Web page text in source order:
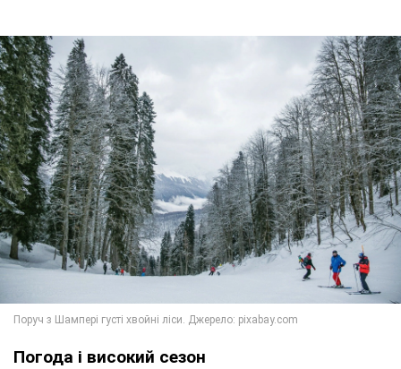
Погода і високий сезон